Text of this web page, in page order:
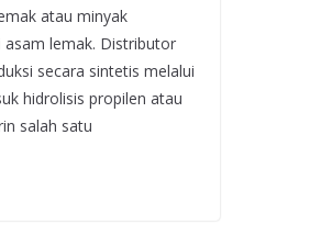
atau minyak
asam lemak. Distributor
secara sintetis melalui
hidrolisis propilen atau
salah satu